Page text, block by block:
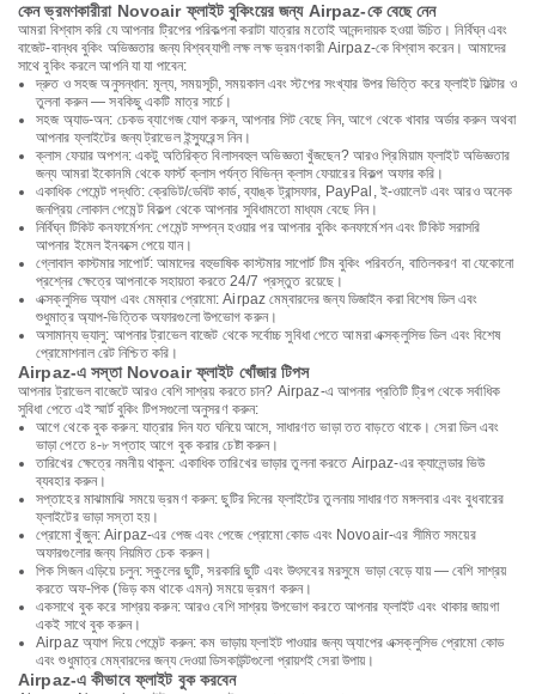
কেন ভ্রমণকারীরা Novoair ফ্লাইট বুকিংয়ের জন্য Airpaz-কে বেছে নেন
আমরা বিশ্বাস করি যে আপনার ট্রিপের পরিকল্পনা করাটা যাত্রার মতোই আনন্দদায়ক হওয়া উচিত। নির্বিঘ্ন এবং
বাজেট-বান্ধব বুকিং অভিজ্ঞতার জন্য বিশ্বব্যাপী লক্ষ লক্ষ ভ্রমণকারী Airpaz-কে বিশ্বাস করেন। আমাদের
সাথে বুকিং করলে আপনি যা যা পাবেন:
দ্রুত ও সহজ অনুসন্ধান: মূল্য, সময়সূচী, সময়কাল এবং স্টপের সংখ্যার উপর ভিত্তি করে ফ্লাইট ফিল্টার ও
তুলনা করুন — সবকিছু একটি মাত্র সার্চে।
সহজ অ্যাড-অন: চেকড ব্যাগেজ যোগ করুন, আপনার সিট বেছে নিন, আগে থেকে খাবার অর্ডার করুন অথবা
আপনার ফ্লাইটের জন্য ট্রাভেল ইন্স্যুরেন্স নিন।
ক্লাস ফেয়ার অপশন: একটু অতিরিক্ত বিলাসবহুল অভিজ্ঞতা খুঁজছেন? আরও প্রিমিয়াম ফ্লাইট অভিজ্ঞতার
জন্য আমরা ইকোনমি থেকে ফার্স্ট ক্লাস পর্যন্ত বিভিন্ন ক্লাস ফেয়ারের বিকল্প অফার করি।
একাধিক পেমেন্ট পদ্ধতি: ক্রেডিট/ডেবিট কার্ড, ব্যাঙ্ক ট্রান্সফার, PayPal, ই-ওয়ালেট এবং আরও অনেক
জনপ্রিয় লোকাল পেমেন্ট বিকল্প থেকে আপনার সুবিধামতো মাধ্যম বেছে নিন।
নির্বিঘ্ন টিকিট কনফার্মেশন: পেমেন্ট সম্পন্ন হওয়ার পর আপনার বুকিং কনফার্মেশন এবং টিকিট সরাসরি
আপনার ইমেল ইনবক্সে পেয়ে যান।
গ্লোবাল কাস্টমার সাপোর্ট: আমাদের বহুভাষিক কাস্টমার সাপোর্ট টিম বুকিং পরিবর্তন, বাতিলকরণ বা যেকোনো
প্রশ্নের ক্ষেত্রে আপনাকে সহায়তা করতে 24/7 প্রস্তুত রয়েছে।
এক্সক্লুসিভ অ্যাপ এবং মেম্বার প্রোমো: Airpaz মেম্বারদের জন্য ডিজাইন করা বিশেষ ডিল এবং
শুধুমাত্র অ্যাপ-ভিত্তিক অফারগুলো উপভোগ করুন।
অসামান্য ভ্যালু: আপনার ট্রাভেল বাজেট থেকে সর্বোচ্চ সুবিধা পেতে আমরা এক্সক্লুসিভ ডিল এবং বিশেষ
প্রোমোশনাল রেট নিশ্চিত করি।
Airpaz-এ সস্তা Novoair ফ্লাইট খোঁজার টিপস
আপনার ট্রাভেল বাজেটে আরও বেশি সাশ্রয় করতে চান? Airpaz-এ আপনার প্রতিটি ট্রিপ থেকে সর্বাধিক
সুবিধা পেতে এই স্মার্ট বুকিং টিপসগুলো অনুসরণ করুন:
আগে থেকে বুক করুন: যাত্রার দিন যত ঘনিয়ে আসে, সাধারণত ভাড়া তত বাড়তে থাকে। সেরা ডিল এবং
ভাড়া পেতে ৪-৮ সপ্তাহ আগে বুক করার চেষ্টা করুন।
তারিখের ক্ষেত্রে নমনীয় থাকুন: একাধিক তারিখের ভাড়ার তুলনা করতে Airpaz-এর ক্যালেন্ডার ভিউ
ব্যবহার করুন।
সপ্তাহের মাঝামাঝি সময়ে ভ্রমণ করুন: ছুটির দিনের ফ্লাইটের তুলনায় সাধারণত মঙ্গলবার এবং বুধবারের
ফ্লাইটের ভাড়া সস্তা হয়।
প্রোমো খুঁজুন: Airpaz-এর পেজ এবং পেজে প্রোমো কোড এবং Novoair-এর সীমিত সময়ের
অফারগুলোর জন্য নিয়মিত চেক করুন।
পিক সিজন এড়িয়ে চলুন: স্কুলের ছুটি, সরকারি ছুটি এবং উৎসবের মরসুমে ভাড়া বেড়ে যায় — বেশি সাশ্রয়
করতে অফ-পিক (ভিড় কম থাকে এমন) সময়ে ভ্রমণ করুন।
একসাথে বুক করে সাশ্রয় করুন: আরও বেশি সাশ্রয় উপভোগ করতে আপনার ফ্লাইট এবং থাকার জায়গা
একই সাথে বুক করুন।
Airpaz অ্যাপ দিয়ে পেমেন্ট করুন: কম ভাড়ায় ফ্লাইট পাওয়ার জন্য অ্যাপের এক্সক্লুসিভ প্রোমো কোড
এবং শুধুমাত্র মেম্বারদের জন্য দেওয়া ডিসকাউন্টগুলো প্রায়শই সেরা উপায়।
Airpaz-এ কীভাবে ফ্লাইট বুক করবেন